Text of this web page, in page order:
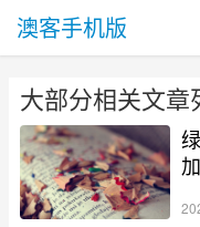
澳客手机版
大部分相关文章